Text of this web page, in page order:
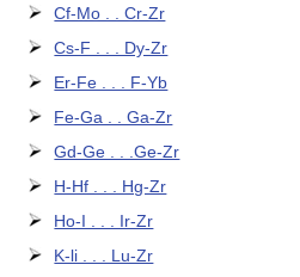
Cf-Mo . . Cr-Zr
Cs-F . . . Dy-Zr
Er-Fe . . . F-Yb
Fe-Ga . . Ga-Zr
Gd-Ge . . .Ge-Zr
H-Hf . . . Hg-Zr
Ho-I . . . Ir-Zr
K-li . . . Lu-Zr